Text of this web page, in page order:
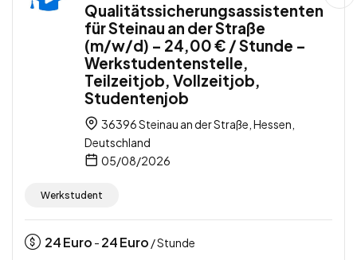
Qualitätssicherungsassistenten
für Steinau an der Straße
(m/w/d) – 24,00 € / Stunde –
Werkstudentenstelle,
Teilzeitjob, Vollzeitjob,
Studentenjob
36396 Steinau an der Straße, Hessen,
Deutschland
05/08/2026
Werkstudent
24Euro - 24Euro / Stunde